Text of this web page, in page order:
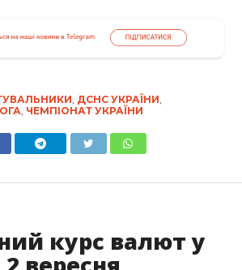
ДСНС УКРАЇНИ
ЧЕМПІОНАТ УКРАЇНИ
курс валют у